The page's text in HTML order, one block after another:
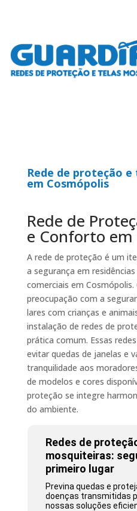
Rede de proteção
em Cosmópolis
Rede de
e Conforto em
A rede de proteção é um
a segurança em
comerciais em
preocupação com a
lares com crianças e
instalação de redes de
prática comum. Essas
evitar quedas de janelas e
tranquilidade aos
de modelos e cores
proteção se integre
do ambiente.
Redes de
mosquiteiras:
primeiro lugar
Previna quedas e
doenças transmitidas
nossas soluções